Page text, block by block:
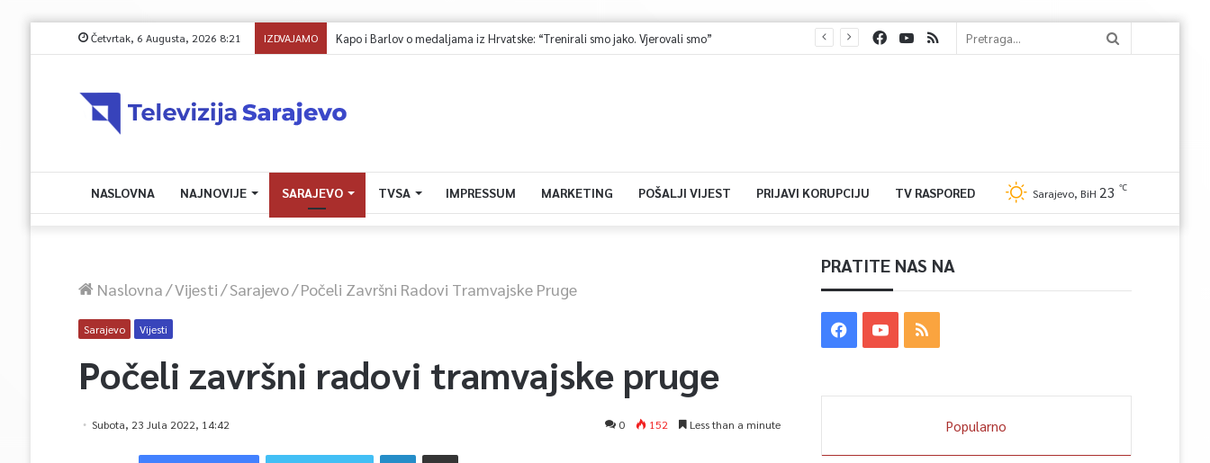
Četvrtak, 6 Augusta, 2026 8:21 IZDVAJAMO Kapo i Barlov o medaljama iz Hrvatske: “Trenirali smo jako. Vjerovali smo”
NASLOVNA NAJNOVIJE SARAJEVO TVSA IMPRESSUM MARKETING POŠALJI VIJEST PRIJAVI KORUPCIJU TV RASPORED Sarajevo, BiH 23 ℃
Naslovna/Vijesti/Sarajevo/Počeli Završni Radovi Tramvajske Pruge
Sarajevo Vijesti
Počeli završni radovi tramvajske pruge
Subota, 23 Jula 2022, 14:42 0 152 Less than a minute
PRATITE NAS NA
Popularno